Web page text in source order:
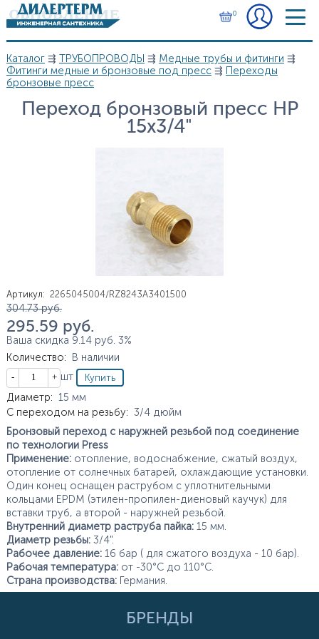
Перейти к основному содержанию
0
Вы здесь
Каталог⇶ ТРУБОПРОВОДЫ ⇶ Медные трубы и фитинги ⇶
Фитинги медные и бронзовые под пресс⇶ Переходы
бронзовые пресс
Переход бронзовый пресс НР
15х3/4"
Артикул: 2265045004/RZ8243A3401500
Цена
304.73 руб.
295.59 руб.
Ваша скидка 9.14 руб. 3%
Количество:
В наличии
Кол-во
шт
Характеристики
Диаметр: 15 мм
С переходом на резьбу: 3/4 дюйм
Бронзовый переход с наружней резьбой под соединение
по технологии Press
Применение: отопление, водоснабжение, сжатый воздух,
отопление от солнечных батарей, охлаждающие установки.
Один конец оснащен раструбом с уплотнительными
кольцами EPDM (этилен-пропилен-диеновый каучук) для
вставки труб, а второй - наружней резьбой.
Внутренний диаметр раструба пайка:15 мм.
Диаметр резьбы:3/4".
Рабочее давление: 16 бар ( для сжатого воздуха - 10 бар).
Рабочая температура: от -30°С до 110°С.
Страна производства: Германия.
БРЕНДЫ